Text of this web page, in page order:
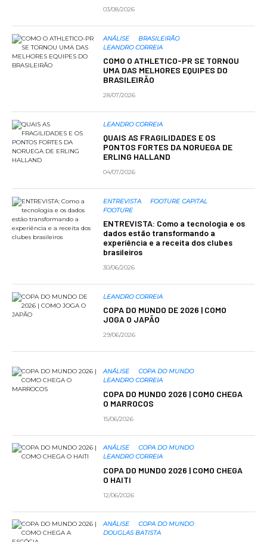
03/08/2026
ANÁLISE
BRASILEIRÃO
LEANDRO CORREIA
COMO O ATHLETICO-PR SE TORNOU
UMA DAS MELHORES EQUIPES DO
BRASILEIRÃO
28/07/2026
LEANDRO CORREIA
QUAIS AS FRAGILIDADES E OS
PONTOS FORTES DA NORUEGA DE
ERLING HALLAND
04/07/2026
ENTREVISTA
FOOTURE CAPITAL
FOOTURE
ENTREVISTA: Como a tecnologia e os
dados estão transformando a
experiência e a receita dos clubes
brasileiros
30/06/2026
LEANDRO CORREIA
COPA DO MUNDO DE 2026 | COMO
JOGA O JAPÃO
29/06/2026
ANÁLISE
COPA DO MUNDO
LEANDRO CORREIA
COPA DO MUNDO 2026 | COMO CHEGA
O MARROCOS
15/06/2026
ANÁLISE
COPA DO MUNDO
LEANDRO CORREIA
COPA DO MUNDO 2026 | COMO CHEGA
O HAITI
12/06/2026
ANÁLISE
COPA DO MUNDO
DOUGLAS BATISTA